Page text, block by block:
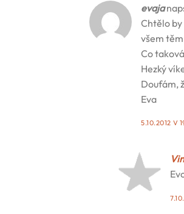
evaja
Chtělo
všem
Co
Hezký
Doufám,
Eva
5.10.2012 V